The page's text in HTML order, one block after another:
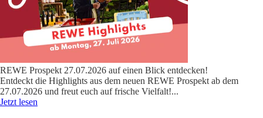
REWE Prospekt 27.07.2026 auf einen Blick entdecken!
Entdeckt die Highlights aus dem neuen REWE Prospekt ab dem
27.07.2026 und freut euch auf frische Vielfalt!...
Jetzt lesen